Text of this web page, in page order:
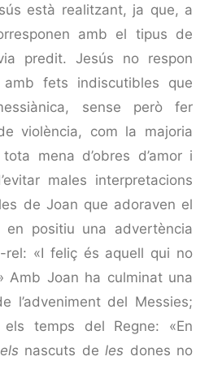
està realitzant, ja que, a
amb el tipus de
predit. Jesús no respon
fets indiscutibles que
sense però fer
violència, com la majoria
mena d’obres d’amor i
males interpretacions
de Joan que adoraven el
en positiu una advertència
«I feliç és aquell qui no
Amb Joan ha culminat una
l’adveniment del Messies;
temps del Regne: «En
els nascuts deles dones no